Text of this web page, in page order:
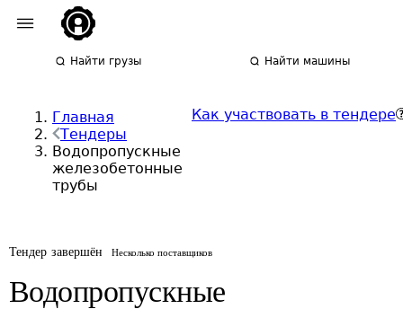
Найти грузы Найти машины
Главная
Тендеры
Водопропускные
железобетонные
трубы
Как участвовать в тендере
Тендер завершён Несколько поставщиков
Водопропускные